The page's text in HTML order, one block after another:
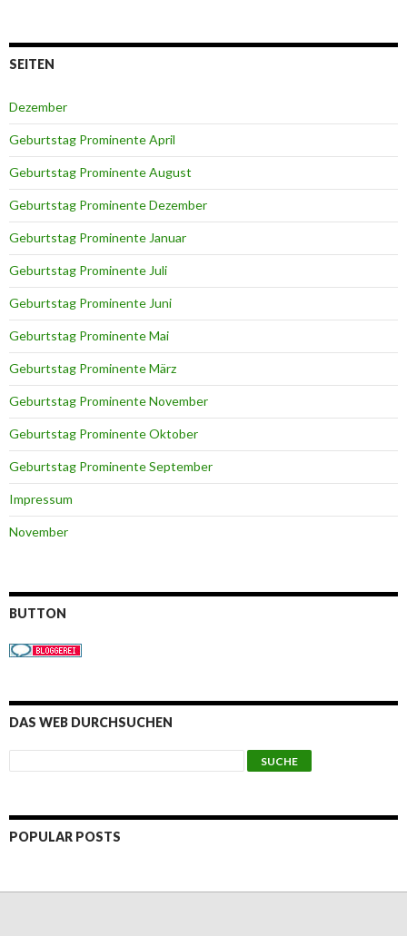
SEITEN
Dezember
Geburtstag Prominente April
Geburtstag Prominente August
Geburtstag Prominente Dezember
Geburtstag Prominente Januar
Geburtstag Prominente Juli
Geburtstag Prominente Juni
Geburtstag Prominente Mai
Geburtstag Prominente März
Geburtstag Prominente November
Geburtstag Prominente Oktober
Geburtstag Prominente September
Impressum
November
BUTTON
DAS WEB DURCHSUCHEN
POPULAR POSTS